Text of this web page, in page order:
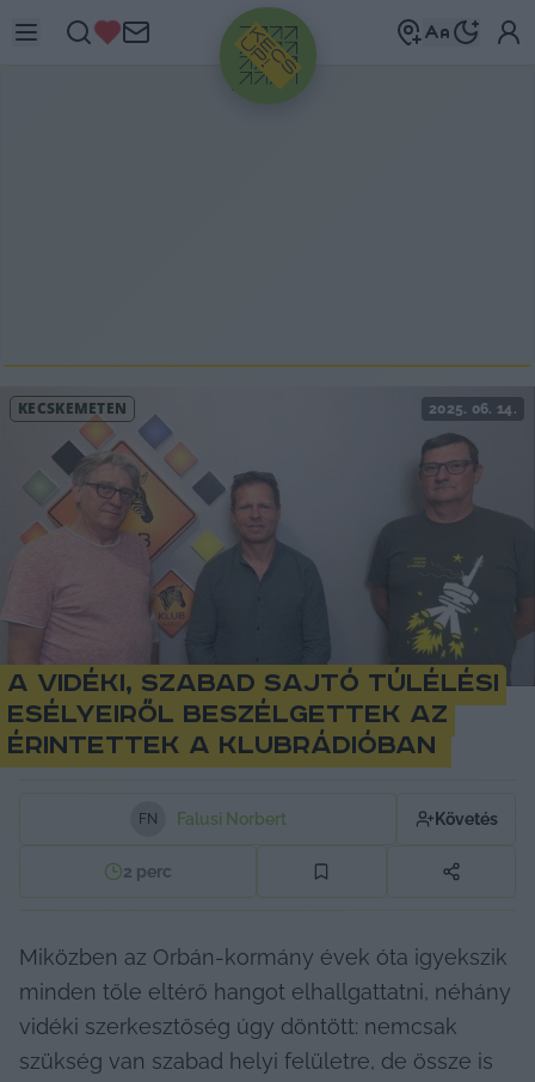
HIRDETÉS
KECSKEMÉTEN 2025. 06. 14.
A vidéki, szabad sajtó túlélési
esélyeiről beszélgettek az
érintettek a Klubrádióban
FN Falusi Norbert Követés
2 perc
Miközben az Orbán-kormány évek óta igyekszik
minden tőle eltérő hangot elhallgattatni, néhány
vidéki szerkesztőség úgy döntött: nemcsak
szükség van szabad helyi felületre, de össze is